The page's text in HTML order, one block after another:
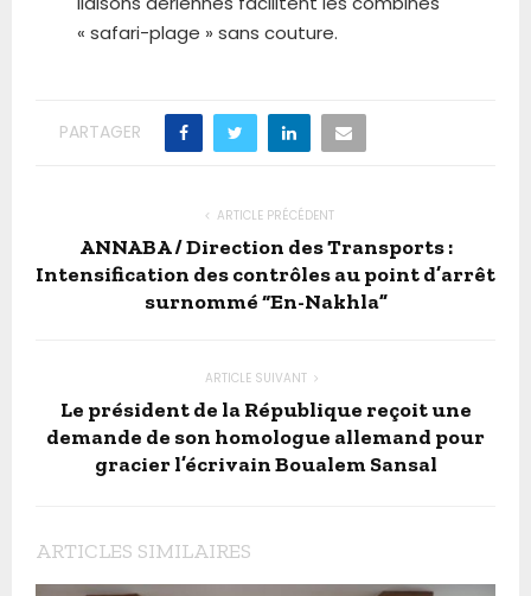
« safari-plage » sans couture.
PARTAGER
ARTICLE PRÉCÉDENT
ANNABA / Direction des Transports :
Intensification des contrôles au point d’arrêt
surnommé “En-Nakhla”
ARTICLE SUIVANT
Le président de la République reçoit une
demande de son homologue allemand pour
gracier l’écrivain Boualem Sansal
ARTICLES SIMILAIRES